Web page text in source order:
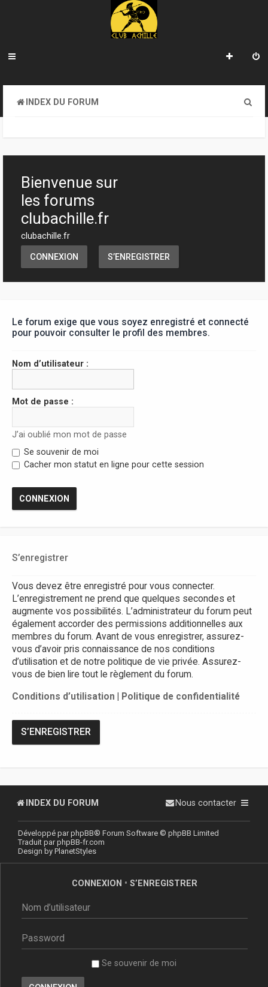
INDEX DU FORUM
h
Bienvenue sur
les forums
clubachille.fr
clubachille.fr
CONNEXION S’ENREGISTRER
Le forum exige que vous soyez enregistré et connecté
pour pouvoir consulter le profil des membres.
Nom d’utilisateur :
Mot de passe :
J’ai oublié mon mot de passe
Se souvenir de moi
Cacher mon statut en ligne pour cette session
S’enregistrer
Vous devez être enregistré pour vous connecter.
L’enregistrement ne prend que quelques secondes et
augmente vos possibilités. L’administrateur du forum peut
également accorder des permissions additionnelles aux
membres du forum. Avant de vous enregistrer, assurez-
vous d’avoir pris connaissance de nos conditions
d’utilisation et de notre politique de vie privée. Assurez-
vous de bien lire tout le règlement du forum.
Conditions d’utilisation Politique de confidentialité
S’ENREGISTRER
INDEX DU FORUM Nous contacter
Développé parphpBB® Forum Software © phpBB Limited
Traduit parphpBB-fr.com
Design by PlanetStyles
CONNEXION • S’ENREGISTRER
Se souvenir de moi